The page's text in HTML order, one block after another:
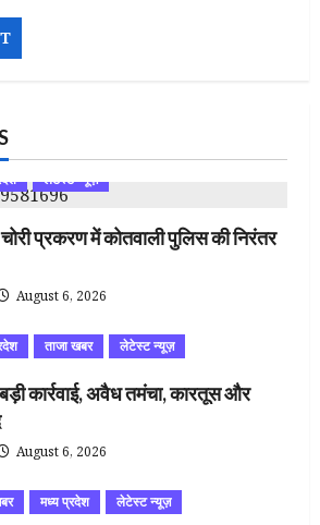
लेटेस्ट न्यूज़
प्रकरण में कोतवाली पुलिस की निरंतर
August 6, 2026
ताजा खबर लेटेस्ट न्यूज़
कार्रवाई, अवैध तमंचा, कारतूस और
August 6, 2026
मध्य प्रदेश लेटेस्ट न्यूज़